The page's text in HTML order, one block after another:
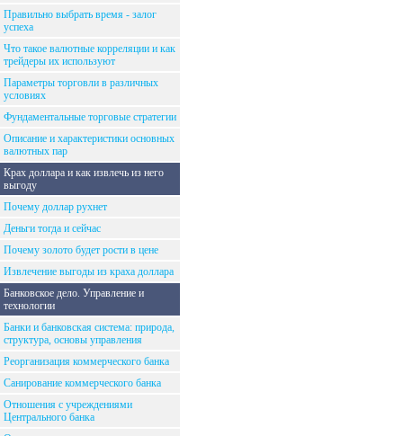
Правильно выбрать время - залог
успеха
Что такое валютные корреляции и как
трейдеры их используют
Параметры торговли в различных
условиях
Фундаментальные торговые стратегии
Описание и характеристики основных
валютных пар
Крах доллара и как извлечь из него
выгоду
Почему доллар рухнет
Деньги тогда и сейчас
Почему золото будет рости в цене
Извлечение выгоды из краха доллара
Банковское дело. Управление и
технологии
Банки и банковская система: природа,
структура, основы управления
Реорганизация коммерческого банка
Санирование коммерческого банка
Отношения с учреждениями
Центрального банка